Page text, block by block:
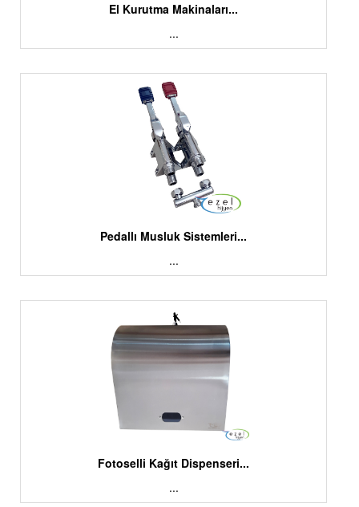
El Kurutma Makinaları...
...
Pedallı Musluk Sistemleri...
...
Fotoselli Kağıt Dispenseri...
...